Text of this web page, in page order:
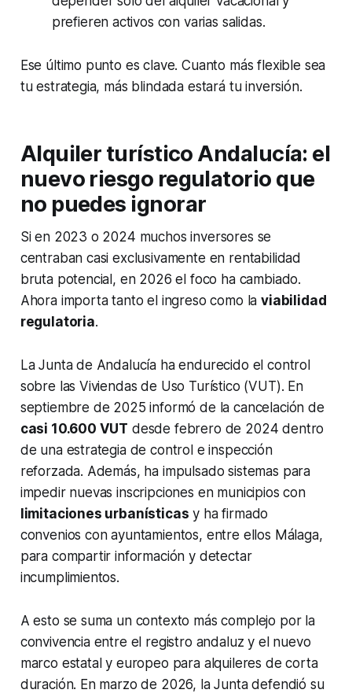
prefieren activos con varias salidas.
Ese último punto es clave. Cuanto más flexible sea
tu estrategia, más blindada estará tu inversión.
Alquiler turístico Andalucía: el
nuevo riesgo regulatorio que
no puedes ignorar
Si en 2023 o 2024 muchos inversores se
centraban casi exclusivamente en rentabilidad
bruta potencial, en 2026 el foco ha cambiado.
Ahora importa tanto el ingreso como laviabilidad
regulatoria.
La Junta de Andalucía ha endurecido el control
sobre las Viviendas de Uso Turístico (VUT). En
septiembre de 2025 informó de la cancelación de
casi 10.600 VUT desde febrero de 2024 dentro
de una estrategia de control e inspección
reforzada. Además, ha impulsado sistemas para
impedir nuevas inscripciones en municipios con
limitaciones urbanísticas y ha firmado
convenios con ayuntamientos, entre ellos Málaga,
para compartir información y detectar
incumplimientos.
A esto se suma un contexto más complejo por la
convivencia entre el registro andaluz y el nuevo
marco estatal y europeo para alquileres de corta
duración. En marzo de 2026, la Junta defendió su